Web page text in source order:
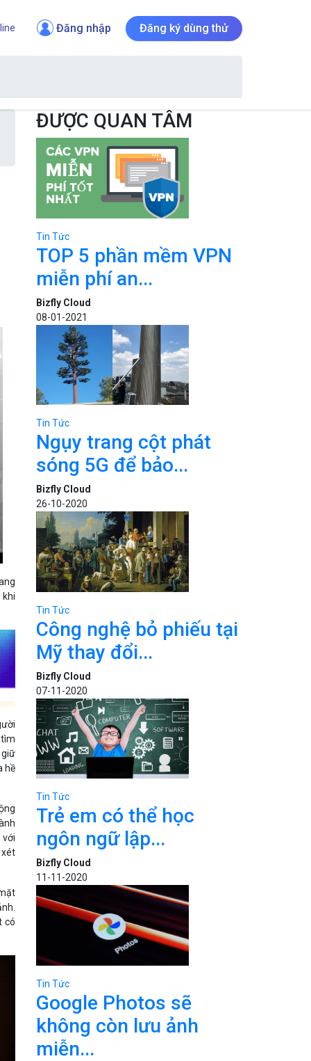
Đăng nhập Đăng ký dùng thử
khi
giữ
hề
với
xét
có
ĐƯỢC QUAN TÂM
Tin Tức
TOP 5 phần mềm VPN
miễn phí an...
Bizfly Cloud
08-01-2021
Tin Tức
Ngụy trang cột phát
sóng 5G để bảo...
Bizfly Cloud
26-10-2020
Tin Tức
Công nghệ bỏ phiếu tại
Mỹ thay đổi...
Bizfly Cloud
07-11-2020
Tin Tức
Trẻ em có thể học
ngôn ngữ lập...
Bizfly Cloud
11-11-2020
Tin Tức
Google Photos sẽ
không còn lưu ảnh
miễn...